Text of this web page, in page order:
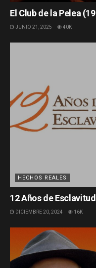
El Club de la Pelea
JUNIO 21, 2025 40K
HECHOS REALES
12 Años de
DICIEMBRE 20, 2024 16K